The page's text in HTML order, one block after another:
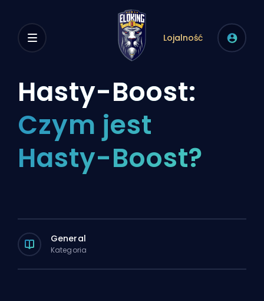
Lojalność
Hasty-Boost:
Czym jest
Hasty-Boost?
General
Kategoria